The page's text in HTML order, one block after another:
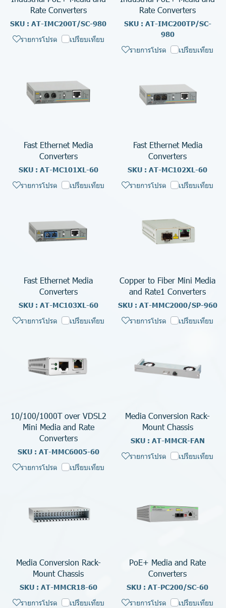
Rate Converters
SKU : AT-IMC200T/SC-980
รายการโปรด เปรียบเทียบ
Rate Converters
SKU : AT-IMC200TP/SC-
980
รายการโปรด เปรียบเทียบ
Fast Ethernet Media
Converters
SKU : AT-MC101XL-60
รายการโปรด เปรียบเทียบ
Fast Ethernet Media
Converters
SKU : AT-MC102XL-60
รายการโปรด เปรียบเทียบ
Fast Ethernet Media
Converters
SKU : AT-MC103XL-60
รายการโปรด เปรียบเทียบ
Copper to Fiber Mini Media
and Rate1 Converters
SKU : AT-MMC2000/SP-960
รายการโปรด เปรียบเทียบ
10/100/1000T over VDSL2
Mini Media and Rate
Converters
SKU : AT-MMC6005-60
รายการโปรด เปรียบเทียบ
Media Conversion Rack-
Mount Chassis
SKU : AT-MMCR-FAN
รายการโปรด เปรียบเทียบ
Media Conversion Rack-
Mount Chassis
SKU : AT-MMCR18-60
รายการโปรด เปรียบเทียบ
PoE+ Media and Rate
Converters
SKU : AT-PC200/SC-60
รายการโปรด เปรียบเทียบ